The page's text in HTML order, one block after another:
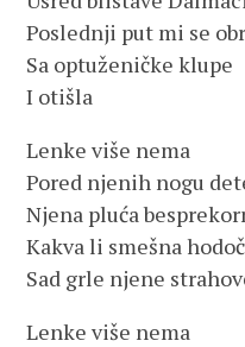
Poslednji put mi se
Sa optuženičke klupe
I otišla
Lenke više nema
Pored njenih nogu
Njena pluća
Kakva li smešna
Sad grle njene
Lenke više nema